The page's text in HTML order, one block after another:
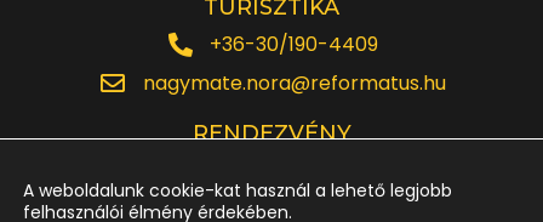
TURISZTIKA
+36-30/190-4409
nagymate.nora@reformatus.hu
RENDEZVÉNY
rendezveny.nagytemplom@reformatus.hu
A weboldalunk cookie-kat használ a lehető legjobb
felhasználói élmény érdekében.